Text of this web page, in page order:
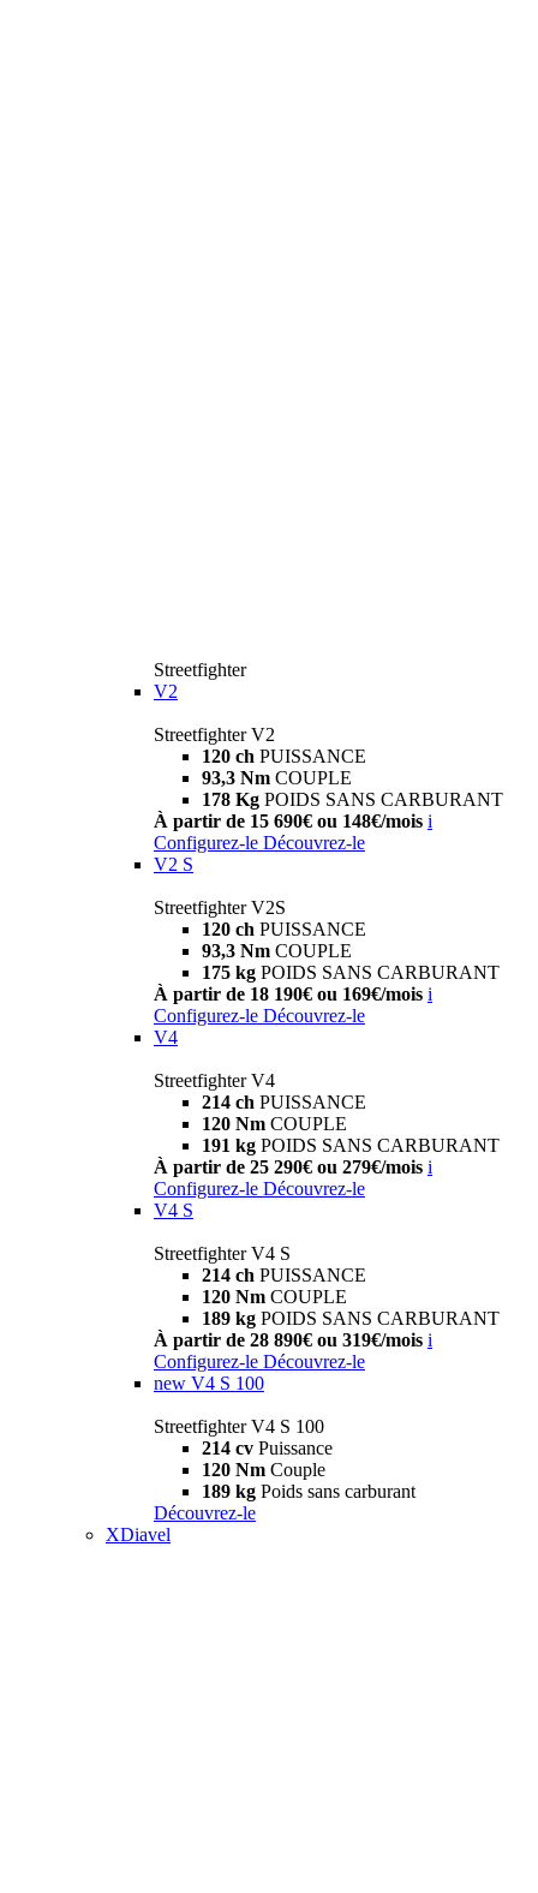
Streetfighter
V2
Streetfighter V2
120 ch PUISSANCE
93,3 Nm COUPLE
178 Kg POIDS SANS CARBURANT
À partir de 15 690€ ou 148€/mois i
Configurez-le Découvrez-le
V2 S
Streetfighter V2S
120 ch PUISSANCE
93,3 Nm COUPLE
175 kg POIDS SANS CARBURANT
À partir de 18 190€ ou 169€/mois i
Configurez-le Découvrez-le
V4
Streetfighter V4
214 ch PUISSANCE
120 Nm COUPLE
191 kg POIDS SANS CARBURANT
À partir de 25 290€ ou 279€/mois i
Configurez-le Découvrez-le
V4 S
Streetfighter V4 S
214 ch PUISSANCE
120 Nm COUPLE
189 kg POIDS SANS CARBURANT
À partir de 28 890€ ou 319€/mois i
Configurez-le Découvrez-le
new V4 S 100
Streetfighter V4 S 100
214 cv Puissance
120 Nm Couple
189 kg Poids sans carburant
Découvrez-le
XDiavel